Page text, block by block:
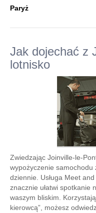
Paryż
Jak dojechać z
lotnisko
Zwiedzając Joinville-le-
wypożyczenie samochodu
dziennie. Usługa Meet
znacznie ułatwi spotkanie
waszym bliskim.
kierowcą”, możesz